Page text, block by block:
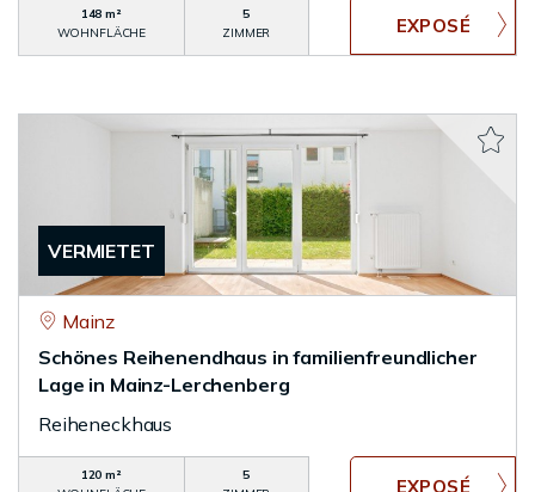
148 m²
WOHNFLÄCHE
5
ZIMMER
VERMIETET
Mainz
Schönes Reihenendhaus in familienfreundlicher
Lage in Mainz-Lerchenberg
Reiheneckhaus
120 m²
5